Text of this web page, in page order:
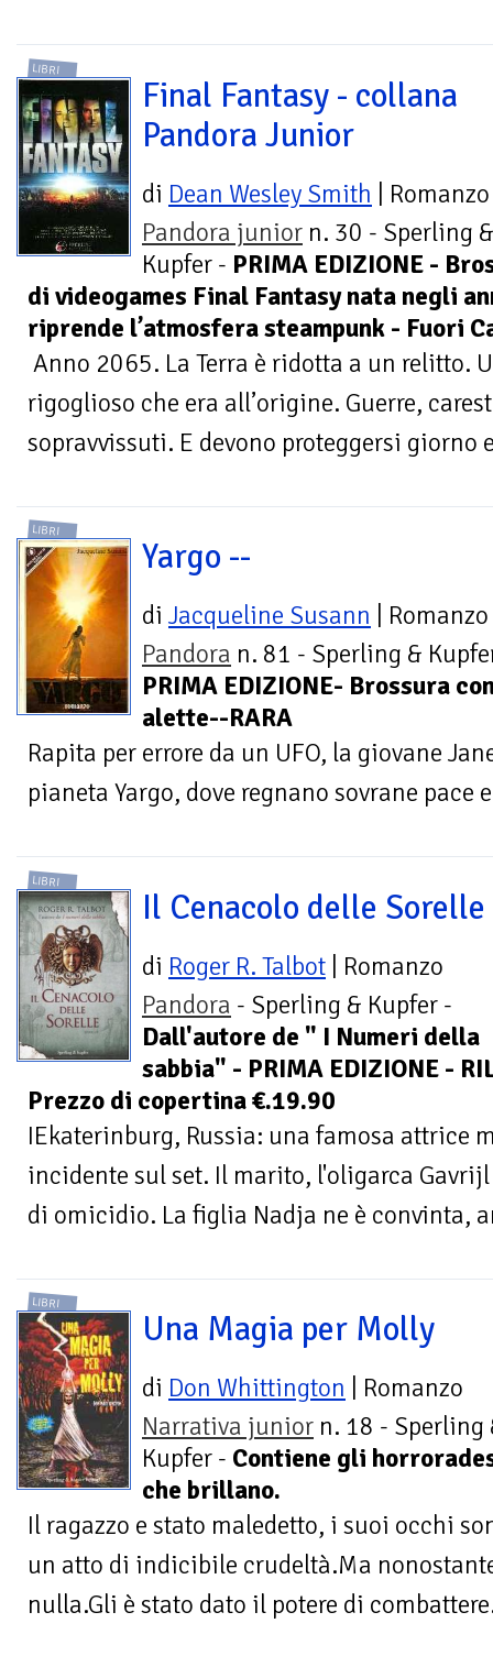
LIBRI
Final Fantasy - collana
Pandora Junior
di Dean Wesley Smith | Romanzo
Pandora junior n. 30 - Sperling &
Kupfer - PRIMA EDIZIONE -
di videogames Final Fantasy nata negli
riprende l’atmosfera steampunk - Fuori
Anno 2065. La Terra è ridotta a un relitto.
rigoglioso che era all’origine. Guerre,
sopravvissuti. E devono proteggersi giorno
LIBRI
Yargo --
di Jacqueline Susann | Romanzo
Pandora n. 81 - Sperling &
PRIMA EDIZIONE- Brossura
alette--RARA
Rapita per errore da un UFO, la giovane
pianeta Yargo, dove regnano sovrane pace
LIBRI
Il Cenacolo delle Sorelle
di Roger R. Talbot | Romanzo
Pandora - Sperling & Kupfer -
Dall'autore de " I Numeri della
sabbia" - PRIMA EDIZIONE -
Prezzo di copertina €.19.90
IEkaterinburg, Russia: una famosa attrice
incidente sul set. Il marito, l'oligarca
di omicidio. La figlia Nadja ne è convinta,
LIBRI
Una Magia per Molly
di Don Whittington | Romanzo
Narrativa junior n. 18 - Sperling
Kupfer - Contiene gli
che brillano.
Il ragazzo e stato maledetto, i suoi occhi
un atto di indicibile crudeltà.Ma
nulla.Gli è stato dato il potere di